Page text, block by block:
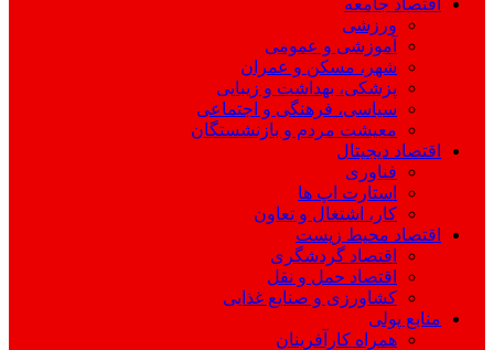
اقتصاد جامعه
ورزشی
آموزشی و عمومی
شهر، مسکن و عمران
پزشکی، بهداشت و زیبایی
سیاسی، فرهنگی و اجتماعی
معیشت مردم و بازنشستگان
اقتصاد دیجیتال
فناوری
استارت اپ ها
کار، اشتغال و تعاون
اقتصاد محیط زیست
اقتصاد گردشگری
اقتصاد حمل و نقل
کشاورزی و صنایع غذایی
منابع پولی
همراه کارآفرینان